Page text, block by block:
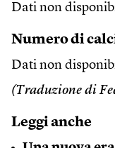
Dati non
Numero di
Dati non
(Traduzione di
Leggi anche